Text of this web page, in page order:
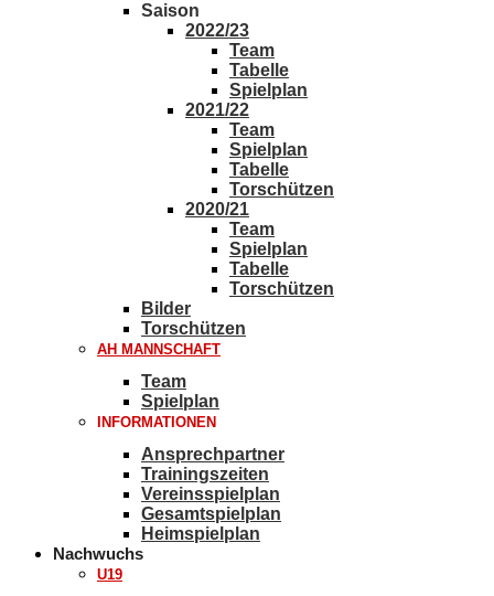
Saison
2022/23
Team
Tabelle
Spielplan
2021/22
Team
Spielplan
Tabelle
Torschützen
2020/21
Team
Spielplan
Tabelle
Torschützen
Bilder
Torschützen
AH MANNSCHAFT
Team
Spielplan
INFORMATIONEN
Ansprechpartner
Trainingszeiten
Vereinsspielplan
Gesamtspielplan
Heimspielplan
Nachwuchs
U19